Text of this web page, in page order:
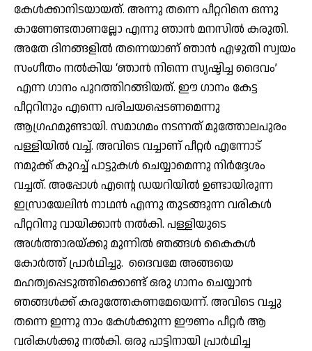
കേള്‍ക്കാനിടയായത്. അന്നു തന്നെ പീറ്ററിനെ ഒന്നു
കാണേണ്ടതാണല്ലോ എന്നു ഞാന്‍ മനസില്‍ കരുതി.
അതേ ദിനങ്ങളില്‍ തന്നെയാണ് ഞാന്‍ എഴുതി സ്വയം
സംഗീതം നല്‍കിയ ‘ഞാന്‍ നിന്നെ സൃഷ്ടിച്ച ദൈവം’
എന്ന ഗാനം പുറത്തിറങ്ങിയത്. ഈ ഗാനം കേട്ട
പീറ്ററിനും എന്നെ പരിചയപ്പെടണമെന്നു
ആഗ്രഹമുണ്ടായി. സമാഗമം നടന്നത് മുത്തോലപുരം
പള്ളിയില്‍ വച്ച്. അവിടെ വച്ചാണ് പീറ്റര്‍ എന്നോട്
നമുക്ക് കുറച്ച് പാട്ടുകള്‍ ചെയ്യാമെന്നു നിര്‍ദ്ദേശം
വച്ചത്. അപ്പോള്‍ എന്റെ ഡയറിയില്‍ ഉണ്ടായിരുന്ന
ഇസ്രായേലിന്‍ നാഥന്‍ എന്നു തുടങ്ങുന്ന വരികള്‍
പീറ്ററിനു വായിക്കാന്‍ നല്‍കി. പള്ളിയുടെ
അള്‍ത്താരയ്ക്കു മുന്നില്‍ ഞങ്ങള്‍ കൈകള്‍
കോര്‍ത്ത് പ്രാര്‍ഥിച്ചു. ദൈവമേ അങ്ങയെ
മഹത്വപ്പെടുത്തിക്കൊണ്ട് ഒരു ഗാനം ചെയ്യാന്‍
ഞങ്ങള്‍ക്ക് കരുത്തേകണമേയെന്ന്. അവിടെ വച്ചു
തന്നെ ഇന്നു നാം കേള്‍ക്കുന്ന ഈണം പീറ്റര്‍ ആ
വരികള്‍ക്കു നല്‍കി. ഒരു പാട്ടിനായി പ്രാര്‍ഥിച്ച